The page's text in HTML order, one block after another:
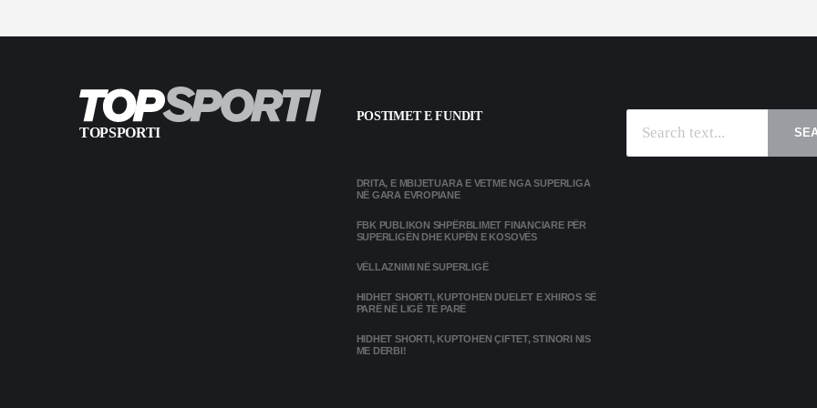
TOPSPORTI
POSTIMET E FUNDIT
DRITA, E MBIJETUARA E VETME NGA SUPERLIGA
NË GARA EVROPIANE
FBK PUBLIKON SHPËRBLIMET FINANCIARE PËR
SUPERLIGËN DHE KUPËN E KOSOVËS
VËLLAZNIMI NË SUPERLIGË
HIDHET SHORTI, KUPTOHEN DUELET E XHIROS SË
PARË NË LIGË TË PARË
HIDHET SHORTI, KUPTOHEN ÇIFTET, STINORI NIS
ME DERBI!